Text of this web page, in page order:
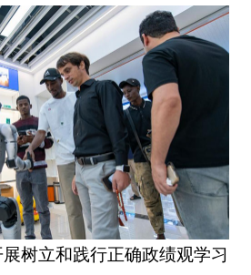
树立和践行正确政绩观学习